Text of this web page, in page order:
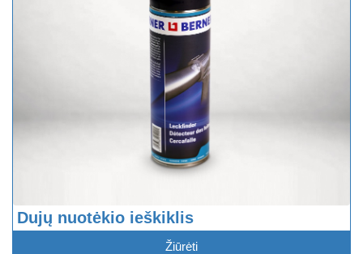
Dujų nuotėkio ieškiklis
Žiūrėti